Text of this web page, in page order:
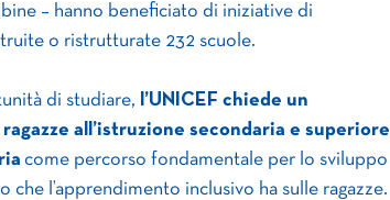
– hanno beneficiato di iniziative di
o ristrutturate 232 scuole.
di studiare, l’UNICEF chiede un
all’istruzione secondaria e superiore
come percorso fondamentale per lo sviluppo
l’apprendimento inclusivo ha sulle ragazze.